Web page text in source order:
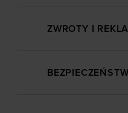
ZWROTY I